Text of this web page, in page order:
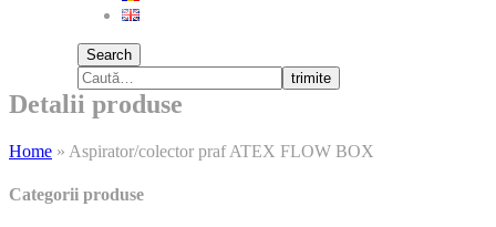
Search
trimite
Detalii produse
Home » Aspirator/colector praf ATEX FLOW BOX
Categorii produse